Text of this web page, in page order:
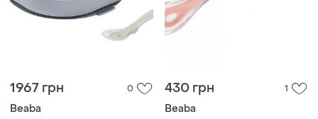
1967 грн 0
Beaba
430 грн 1
Beaba